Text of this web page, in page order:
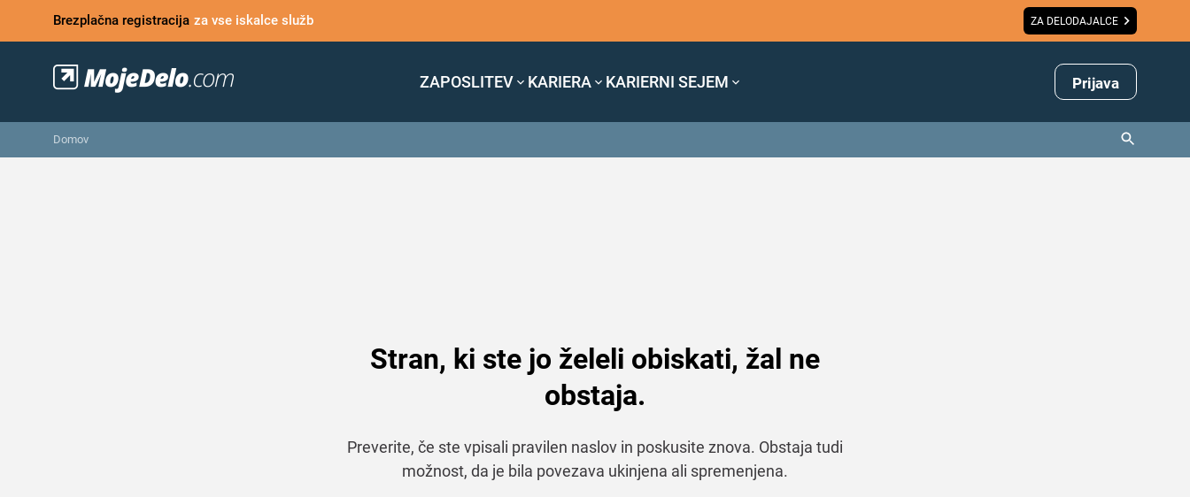
Brezplačna registracija za vse iskalce služb ZA DELODAJALCE
ZAPOSLITEV KARIERA KARIERNI SEJEM Prijava
Domov
Stran, ki ste jo želeli obiskati, žal ne
obstaja.
Preverite, če ste vpisali pravilen naslov in poskusite znova. Obstaja tudi
možnost, da je bila povezava ukinjena ali spremenjena.